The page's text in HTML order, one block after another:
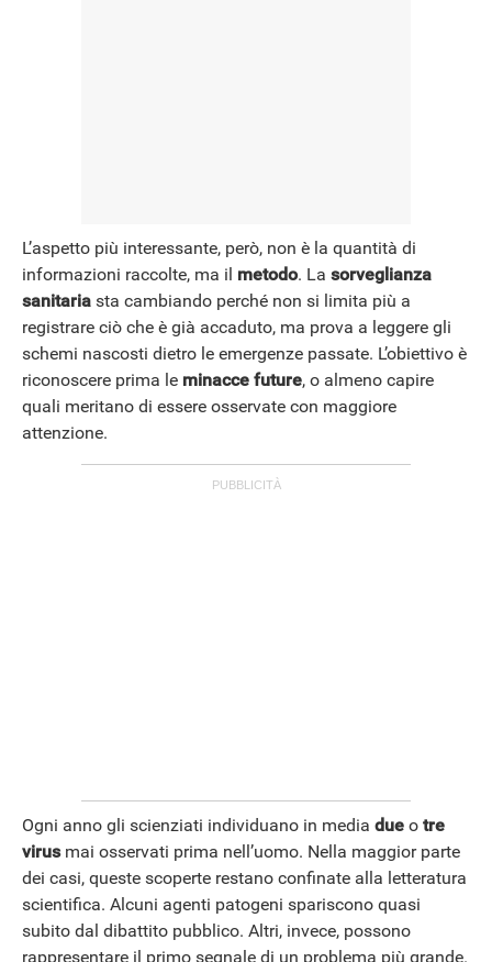
ANDROID
L’aspetto più interessante, però, non è la quantità di
informazioni raccolte, ma il metodo. La sorveglianza
sanitaria sta cambiando perché non si limita più a
registrare ciò che è già accaduto, ma prova a leggere gli
schemi nascosti dietro le emergenze passate. L’obiettivo è
riconoscere prima le minacce future, o almeno capire
quali meritano di essere osservate con maggiore
attenzione.
Ogni anno gli scienziati individuano in media due o tre
virusmai osservati prima nell’uomo. Nella maggior parte
dei casi, queste scoperte restano confinate alla letteratura
scientifica. Alcuni agenti patogeni spariscono quasi
subito dal dibattito pubblico. Altri, invece, possono
rappresentare il primo segnale di un problema più grande.